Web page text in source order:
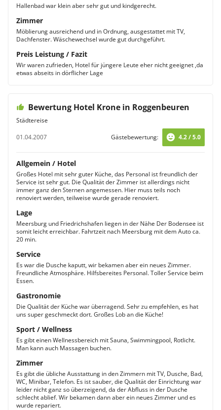
Hallenbad war klein aber sehr gut und kindgerecht.
Zimmer
Möblierung ausreichend und in Ordnung, ausgestattet mit TV,
Dachfenster. Wäschewechsel wurde gut durchgeführt.
Preis Leistung / Fazit
Wir waren zufrieden, Hotel für jüngere Leute eher nicht geeignet ,da
etwas abseits in dörflicher Lage
Bewertung Hotel Krone in Roggenbeuren
Städtereise
01.04.2007
Gästebewertung: 4.2 / 5.0
Allgemein / Hotel
Großes Hotel mit sehr guter Küche, das Personal ist freundlich der
Service ist sehr gut. Die Qualität der Zimmer ist allerdings nicht
immer ganz den Sternen angemessen. Hier muss teils noch
renoviert werden, teilweise wurde gerade renoviert.
Lage
Meersburg und Friedrichshafen liegen in der Nähe Der Bodensee ist
somit leicht erreichbar. Fahrtzeit nach Meersburg mit dem Auto ca.
20 min.
Service
Es war die Dusche kaputt, wir bekamen aber ein neues Zimmer.
Freundliche Atmosphäre. Hilfsbereites Personal. Toller Service beim
Essen.
Gastronomie
Die Qualität der Küche war überragend. Sehr zu empfehlen, es hat
uns super geschmeckt dort. Großes Lob an die Küche!
Sport / Wellness
Es gibt einen Wellnessbereich mit Sauna, Swimmingpool, Rotlicht.
Man kann auch Massagen buchen.
Zimmer
Es gibt die übliche Ausstattung in den Zimmern mit TV, Dusche, Bad,
WC, Minibar, Telefon. Es ist sauber, die Qualität der Einrichtung war
leider nicht ganz so überzeigend, da der Abfluss in der Dusche
schlecht ablief. Wir bekamen dann aber ein neues Zimmer und es
wurde repariert.